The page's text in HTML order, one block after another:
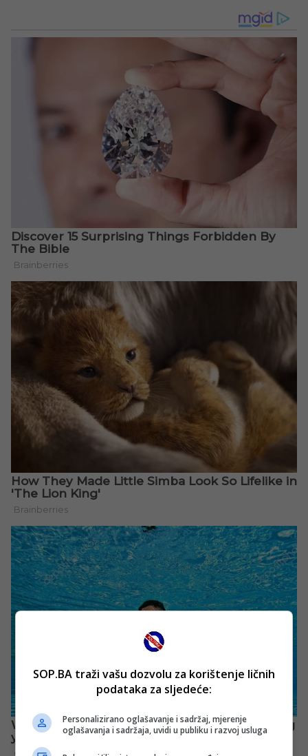
SOP.BA traži vašu dozvolu za korištenje ličnih
podataka za sljedeće:
Personalizirano oglašavanje i sadržaj, mjerenje
oglašavanja i sadržaja, uvidi u publiku i razvoj usluga